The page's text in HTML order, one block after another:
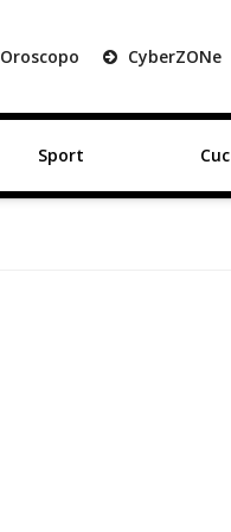
Oroscopo CyberZONe
Sport